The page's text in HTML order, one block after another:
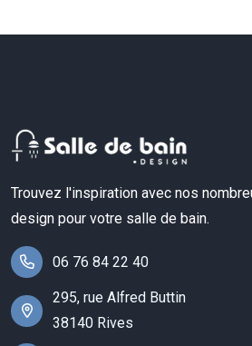
Trouvez l'inspiration avec nos
design pour votre salle de bain.
06 76 84 22 40
295, rue Alfred Buttin
38140 Rives